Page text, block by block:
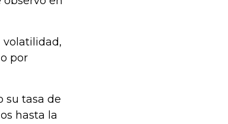
volatilidad,
por
su tasa de
hasta la